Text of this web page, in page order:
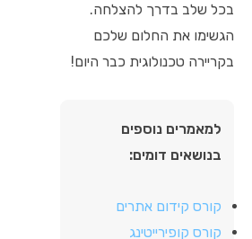
בכל שלב בדרך להצלחה.
הגשימו את החלום שלכם
בקריירה טכנולוגית כבר היום!
למאמרים נוספים
בנושאים דומים:
קורס קידום אתרים
קורס קופירייטינג